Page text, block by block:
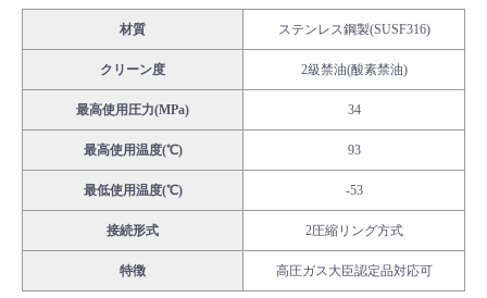
ログイン
会社情報
Corporate Blog
採用情報
材質 ステンレス鋼製(SUSF316)
クリーン度 2級禁油(酸素禁油)
最高使用圧力(MPa) 34
最高使用温度(℃) 93
最低使用温度(℃) -53
接続形式 2圧縮リング方式
特徴 高圧ガス大臣認定品対応可